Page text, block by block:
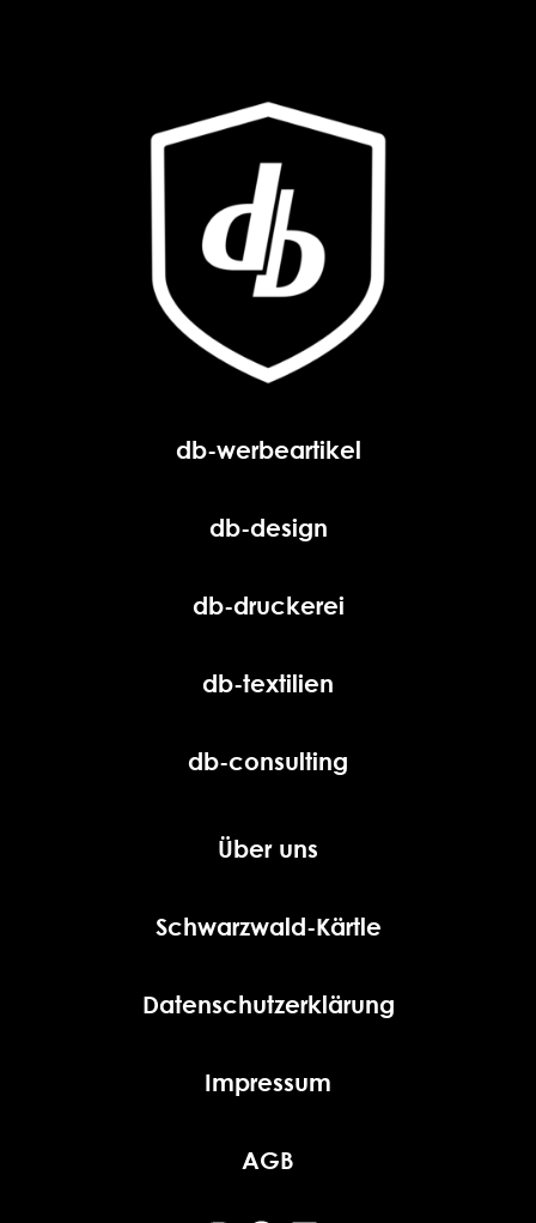
db-werbeartikel
db-design
db-druckerei
db-textilien
db-consulting
Über uns
Schwarzwald-Kärtle
Datenschutzerklärung
Impressum
AGB